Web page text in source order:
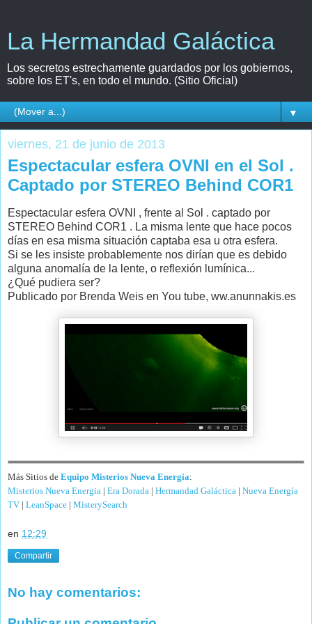
La Hermandad Galáctica
Los secretos estrechamente guardados por los gobiernos,
sobre los ET's, en todo el mundo. (Sitio Oficial)
▼
viernes, 21 de junio de 2013
Espectacular esfera OVNI en el Sol .
Captado por STEREO Behind COR1
Espectacular esfera OVNI , frente al Sol . captado por
STEREO Behind COR1 . La misma lente que hace pocos
días en esa misma situación captaba esa u otra esfera.
Si se les insiste probablemente nos dirían que es debido
alguna anomalía de la lente, o reflexión lumínica...
¿Qué pudiera ser?
Publicado por Brenda Weis en You tube, ww.anunnakis.es
Más Sitios de Equipo Misterios Nueva Energia:
Misterios Nueva Energia | Era Dorada | Hermandad Galáctica | Nueva Energía
TV | LeanSpace | MisterySearch
en 12:29
Compartir
No hay comentarios: